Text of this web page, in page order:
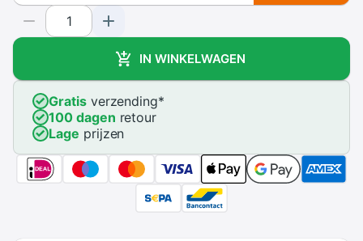
IN WINKELWAGEN
Gratisverzending*
100 dagen retour
Lage prijzen